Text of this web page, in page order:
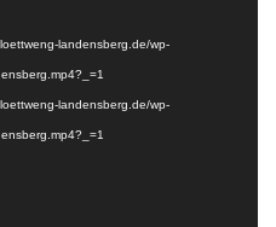
landensberg.de/wp-
landensberg.de/wp-